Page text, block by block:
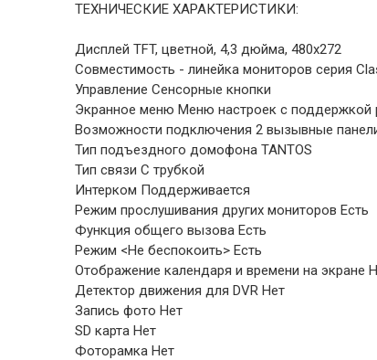
ТЕХНИЧЕСКИЕ ХАРАКТЕРИСТИКИ:
Дисплей TFT, цветной, 4,3 дюйма, 480x272
Совместимость - линейка мониторов серия
Управление Сенсорные кнопки
Экранное меню Меню настроек с поддержкой
Возможности подключения 2 вызывные
Тип подъездного домофона TANTOS
Тип связи С трубкой
Интерком Поддерживается
Режим прослушивания других мониторов Есть
Функция общего вызова Есть
Режим <Не беспокоить> Есть
Отображение календаря и времени на экране
Детектор движения для DVR Нет
Запись фото Нет
SD карта Нет
Фоторамка Нет